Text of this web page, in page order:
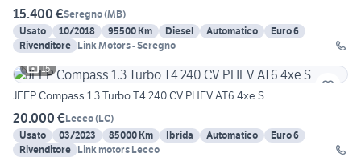
15.400 €Seregno(MB)
Usato
10/2018 95500 Km Diesel Automatico
Euro 6
Rivenditore Link Motors - Seregno
15
JEEP Compass 1.3 Turbo T4 240 CV PHEV AT6 4xe S
20.000 €Lecco(LC)
Usato
03/2023 85000 Km Ibrida Automatico
Euro 6
Rivenditore Link motors Lecco